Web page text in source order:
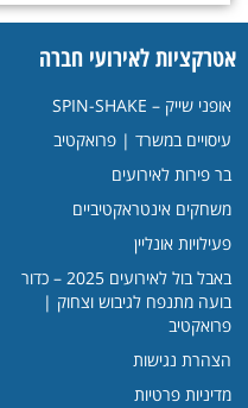
אטרקציות לאירועי חברה
אופני שייק – SPIN-SHAKE
עיסויים במשרד | פרואקטיב
בר פירות לאירועים
משחקים אינטראקטיביים
פעילויות אונליין
באבל בול לאירועים 2025 – כדור
בועה מתנפח לגיבוש וצחוק |
פרואקטיב
הצהרת נגישות
מדיניות פרטיות